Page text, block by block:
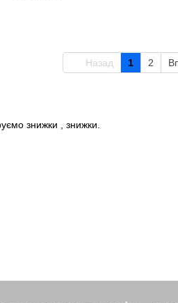
Назад 1 2